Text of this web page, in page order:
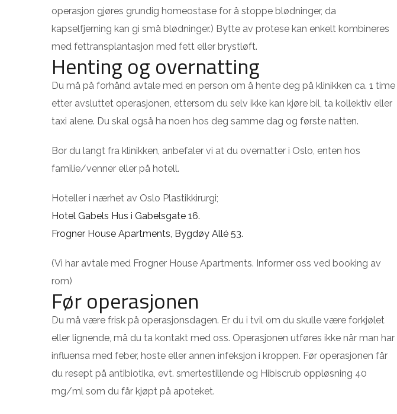
operasjon gjøres grundig homeostase for å stoppe blødninger, da
kapselfjerning kan gi små blødninger.) Bytte av protese kan enkelt kombineres
med fettransplantasjon med fett eller brystløft.
Henting og overnatting
Du må på forhånd avtale med en person om å hente deg på klinikken ca. 1 time
etter avsluttet operasjonen, ettersom du selv ikke kan kjøre bil, ta kollektiv eller
taxi alene. Du skal også ha noen hos deg samme dag og første natten.
Bor du langt fra klinikken, anbefaler vi at du overnatter i Oslo, enten hos
familie/venner eller på hotell.
Hoteller i nærhet av Oslo Plastikkirurgi;
Hotel Gabels Hus i Gabelsgate 16.
Frogner House Apartments, Bygdøy Allé 53.
(Vi har avtale med Frogner House Apartments. Informer oss ved booking av
rom)
Før operasjonen
Du må være frisk på operasjonsdagen. Er du i tvil om du skulle være forkjølet
eller lignende, må du ta kontakt med oss. Operasjonen utføres ikke når man har
influensa med feber, hoste eller annen infeksjon i kroppen. Før operasjonen får
du resept på antibiotika, evt. smertestillende og Hibiscrub oppløsning 40
mg/ml som du får kjøpt på apoteket.